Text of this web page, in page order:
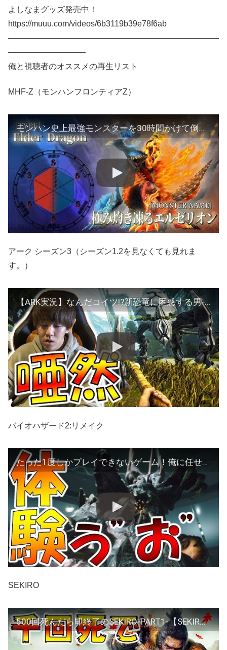
よしなまグッズ発売中！
https://muuu.com/videos/6b3119b39e78f6ab
——————————————————————————
—————————–
俺と視聴者のオススメの再生リスト
MHF-Z（モンハンフロンティアZ）
モンハン史上最強モンスターを30時間かけて倒した男【モンハンフロンティアZ(MHF-Z実況)】
アーク シーズン3（シーズン1.2を見なくても見れま
す。）
【ARK実況】なんだコイツ!?新恐竜に困惑する男-PART1-【ark survival evolved(Extinction)】
バイオハザード2:リメイク
たった1度しかプレイできないゲーム！俺に任せな（発狂しながら）【バイオハザード2:Re(バイオハザード2リメイク実況)】
SEKIRO
500回死んだら即終了のSEKIRO-PART1-【SEKIRO: SHADOWS DIE TWICE実況】